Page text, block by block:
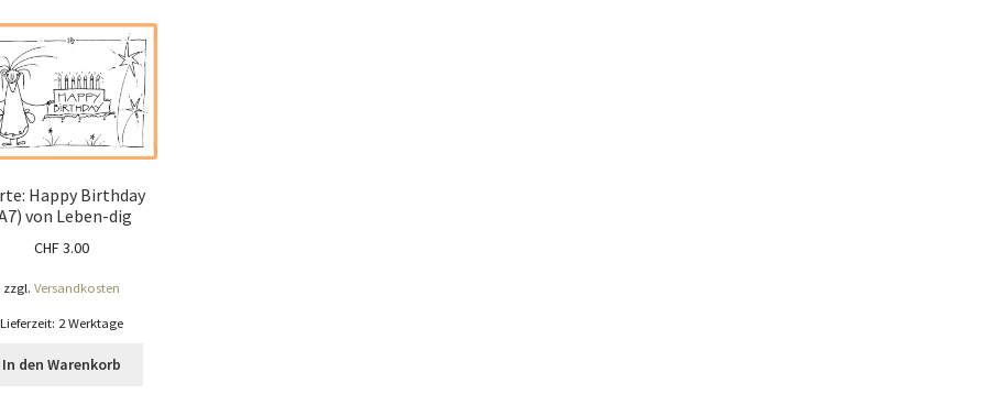
Happy Birthday
von Leben-dig
CHF3.00
zzgl.Versandkosten
Lieferzeit: 2 Werktage
In den Warenkorb